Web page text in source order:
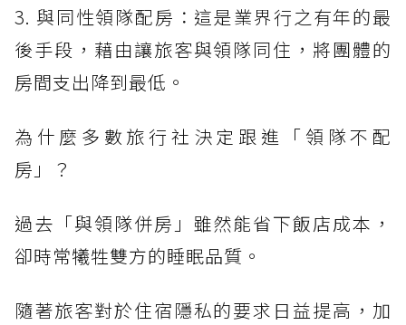
3. 與同性領隊配房：這是業界行之有年的最
後手段，藉由讓旅客與領隊同住，將團體的
房間支出降到最低。
為什麼多數旅行社決定跟進「領隊不配
房」？
過去「與領隊併房」雖然能省下飯店成本，
卻時常犧牲雙方的睡眠品質。
隨著旅客對於住宿隱私的要求日益提高，加